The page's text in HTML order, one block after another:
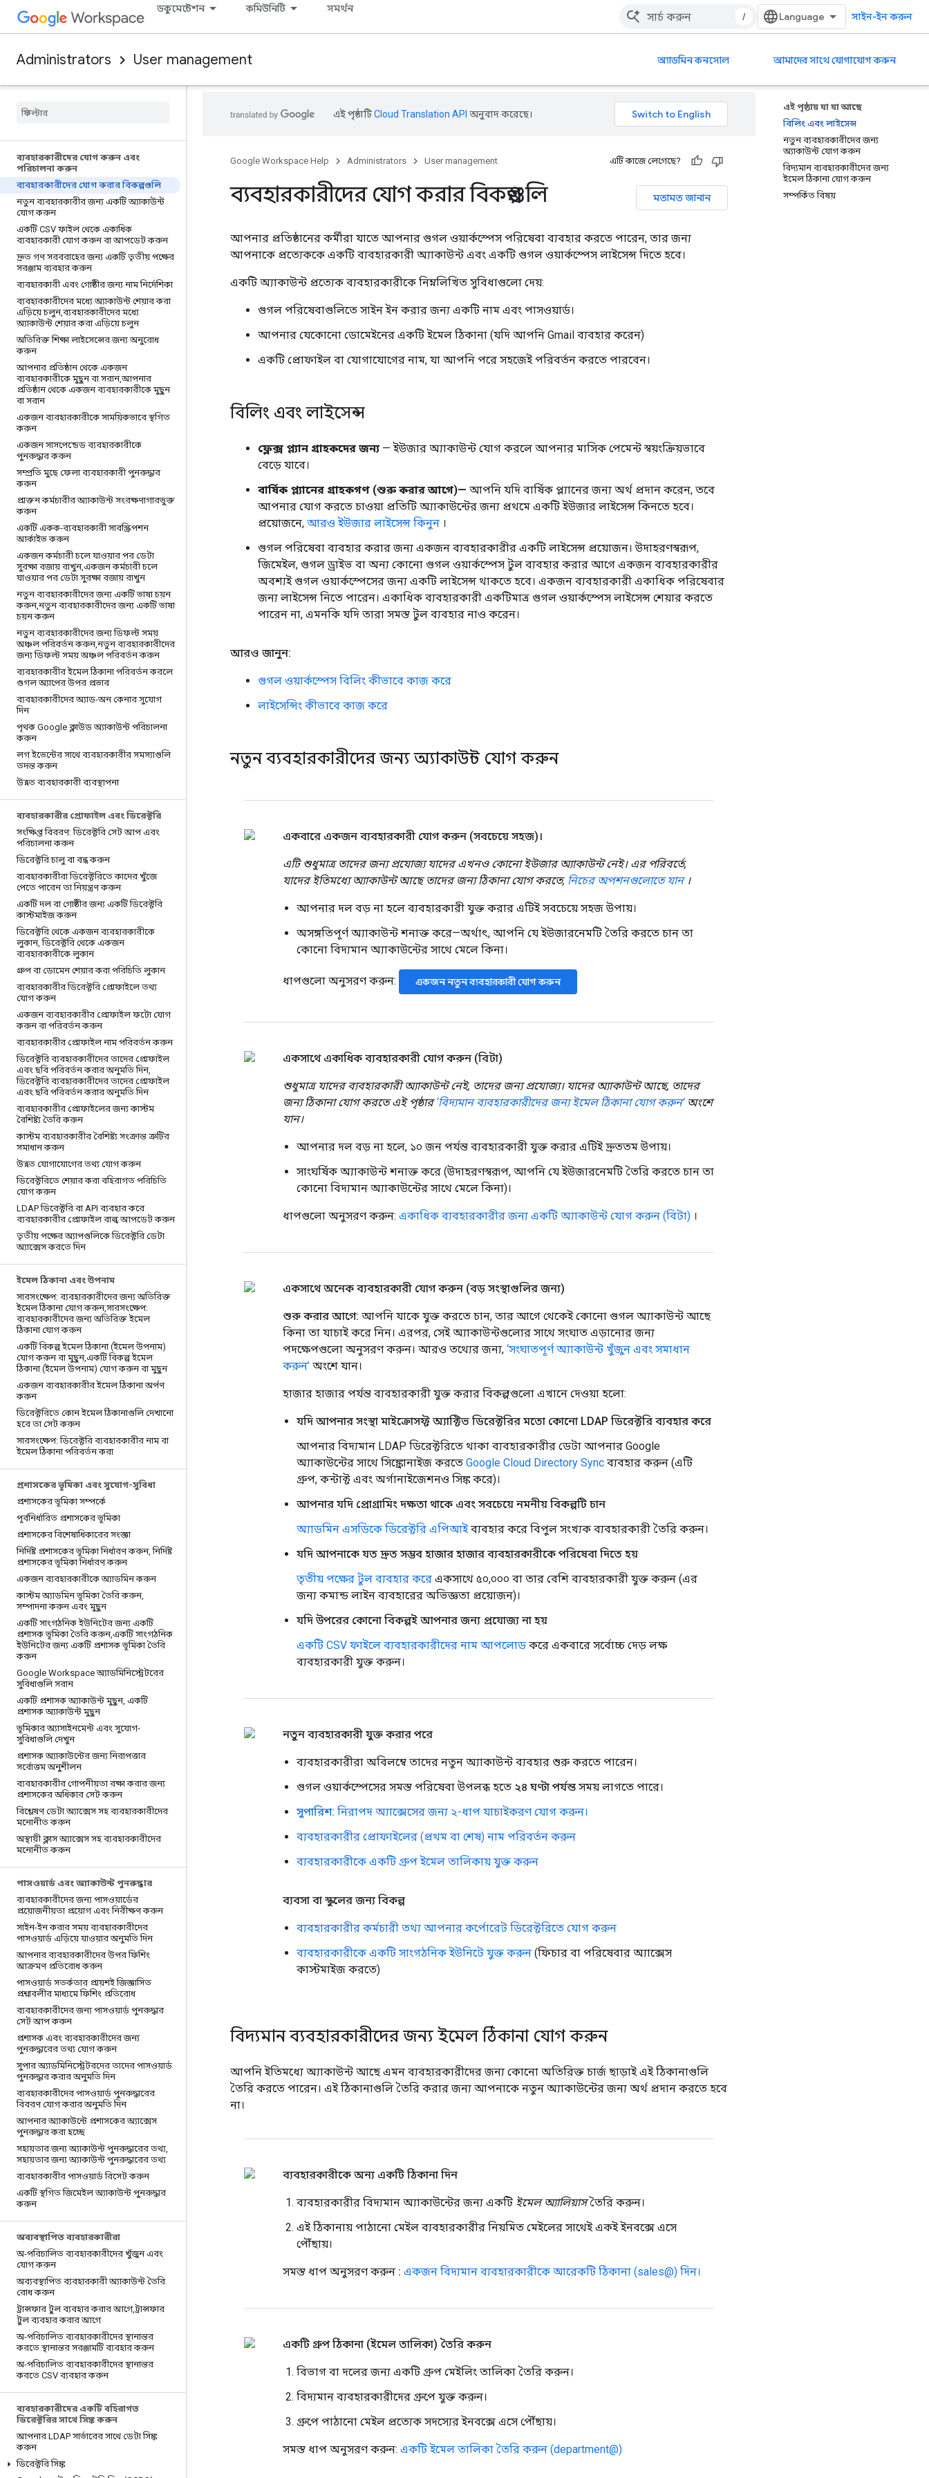
ডকুমেন্টেশন কমিউনিটি সমর্থন
/ সাইন-ইন করুন
Administrators User management অ্যাডমিন কনসোল আমাদের সাথে যোগাযোগ করুন
ব্যবহারকারীদের যোগ করুন এবং
পরিচালনা করুন
ব্যবহারকারীদের যোগ করার বিকল্পগুলি
নতুন ব্যবহারকারীর জন্য একটি অ্যাকাউন্ট
যোগ করুন
একটি CSV ফাইল থেকে একাধিক
ব্যবহারকারী যোগ করুন বা আপডেট করুন
দ্রুত গণ সরবরাহের জন্য একটি তৃতীয় পক্ষের
সরঞ্জাম ব্যবহার করুন
ব্যবহারকারী এবং গোষ্ঠীর জন্য নাম নির্দেশিকা
ব্যবহারকারীদের মধ্যে অ্যাকাউন্ট শেয়ার করা
এড়িয়ে চলুন,ব্যবহারকারীদের মধ্যে
অ্যাকাউন্ট শেয়ার করা এড়িয়ে চলুন
অতিরিক্ত শিক্ষা লাইসেন্সের জন্য অনুরোধ
করুন
আপনার প্রতিষ্ঠান থেকে একজন
ব্যবহারকারীকে মুছুন বা সরান,আপনার
প্রতিষ্ঠান থেকে একজন ব্যবহারকারীকে মুছুন
বা সরান
একজন ব্যবহারকারীকে সাময়িকভাবে স্থগিত
করুন
একজন সাসপেন্ডেড ব্যবহারকারীকে
পুনরুদ্ধার করুন
সম্প্রতি মুছে ফেলা ব্যবহারকারী পুনরুদ্ধার
করুন
প্রাক্তন কর্মচারীর অ্যাকাউন্ট সংরক্ষণাগারভুক্ত
করুন
একটি একক-ব্যবহারকারী সাবস্ক্রিপশন
আর্কাইভ করুন
একজন কর্মচারী চলে যাওয়ার পর ডেটা
সুরক্ষা বজায় রাখুন,একজন কর্মচারী চলে
যাওয়ার পর ডেটা সুরক্ষা বজায় রাখুন
নতুন ব্যবহারকারীদের জন্য একটি ভাষা চয়ন
করুন,নতুন ব্যবহারকারীদের জন্য একটি ভাষা
চয়ন করুন
নতুন ব্যবহারকারীদের জন্য ডিফল্ট সময়
অঞ্চল পরিবর্তন করুন,নতুন ব্যবহারকারীদের
জন্য ডিফল্ট সময় অঞ্চল পরিবর্তন করুন
ব্যবহারকারীর ইমেল ঠিকানা পরিবর্তন করলে
গুগল অ্যাপের উপর প্রভাব
ব্যবহারকারীদের অ্যাড-অন কেনার সুযোগ
দিন
পৃথক Google ক্লাউড অ্যাকাউন্ট পরিচালনা
করুন
লগ ইভেন্টের সাথে ব্যবহারকারীর সমস্যাগুলি
তদন্ত করুন
উন্নত ব্যবহারকারী ব্যবস্থাপনা
ব্যবহারকারীর প্রোফাইল এবং ডিরেক্টরি
সংক্ষিপ্ত বিবরণ: ডিরেক্টরি সেট আপ এবং
পরিচালনা করুন
ডিরেক্টরি চালু বা বন্ধ করুন
ব্যবহারকারীরা ডিরেক্টরিতে কাদের খুঁজে
পেতে পারেন তা নিয়ন্ত্রণ করুন
একটি দল বা গোষ্ঠীর জন্য একটি ডিরেক্টরি
কাস্টমাইজ করুন
ডিরেক্টরি থেকে একজন ব্যবহারকারীকে
লুকান, ডিরেক্টরি থেকে একজন
ব্যবহারকারীকে লুকান
গ্রুপ বা ডোমেন শেয়ার করা পরিচিতি লুকান
ব্যবহারকারীর ডিরেক্টরি প্রোফাইলে তথ্য
যোগ করুন
একজন ব্যবহারকারীর প্রোফাইল ফটো যোগ
করুন বা পরিবর্তন করুন
ব্যবহারকারীর প্রোফাইল নাম পরিবর্তন করুন
ডিরেক্টরি ব্যবহারকারীদের তাদের প্রোফাইল
এবং ছবি পরিবর্তন করার অনুমতি দিন,
ডিরেক্টরি ব্যবহারকারীদের তাদের প্রোফাইল
এবং ছবি পরিবর্তন করার অনুমতি দিন
ব্যবহারকারীর প্রোফাইলের জন্য কাস্টম
বৈশিষ্ট্য তৈরি করুন
কাস্টম ব্যবহারকারীর বৈশিষ্ট্য সংক্রান্ত ত্রুটির
সমাধান করুন
উন্নত যোগাযোগের তথ্য যোগ করুন
ডিরেক্টরিতে শেয়ার করা বহিরাগত পরিচিতি
যোগ করুন
LDAP ডিরেক্টরি বা API ব্যবহার করে
ব্যবহারকারীর প্রোফাইল বাল্ক আপডেট করুন
তৃতীয় পক্ষের অ্যাপগুলিকে ডিরেক্টরি ডেটা
অ্যাক্সেস করতে দিন
ইমেল ঠিকানা এবং উপনাম
সারসংক্ষেপ: ব্যবহারকারীদের জন্য অতিরিক্ত
ইমেল ঠিকানা যোগ করুন,সারসংক্ষেপ:
ব্যবহারকারীদের জন্য অতিরিক্ত ইমেল
ঠিকানা যোগ করুন
একটি বিকল্প ইমেল ঠিকানা (ইমেল উপনাম)
যোগ করুন বা মুছুন,একটি বিকল্প ইমেল
ঠিকানা (ইমেল উপনাম) যোগ করুন বা মুছুন
একজন ব্যবহারকারীর ইমেল ঠিকানা অর্পণ
করুন
ডিরেক্টরিতে কোন ইমেল ঠিকানাগুলি দেখানো
হবে তা সেট করুন
সারসংক্ষেপ: ডিরেক্টরি ব্যবহারকারীর নাম বা
ইমেল ঠিকানা পরিবর্তন করা
প্রশাসকের ভূমিকা এবং সুযোগ-সুবিধা
প্রশাসকের ভূমিকা সম্পর্কে
পূর্বনির্ধারিত প্রশাসকের ভূমিকা
প্রশাসকের বিশেষাধিকারের সংজ্ঞা
নির্দিষ্ট প্রশাসকের ভূমিকা নির্ধারণ করুন, নির্দিষ্ট
প্রশাসকের ভূমিকা নির্ধারণ করুন
একজন ব্যবহারকারীকে অ্যাডমিন করুন
কাস্টম অ্যাডমিন ভূমিকা তৈরি করুন,
সম্পাদনা করুন এবং মুছুন
একটি সাংগঠনিক ইউনিটের জন্য একটি
প্রশাসক ভূমিকা তৈরি করুন,একটি সাংগঠনিক
ইউনিটের জন্য একটি প্রশাসক ভূমিকা তৈরি
করুন
Google Workspace অ্যাডমিনিস্ট্রেটরের
সুবিধাগুলি সরান
একটি প্রশাসক অ্যাকাউন্ট মুছুন, একটি
প্রশাসক অ্যাকাউন্ট মুছুন
ভূমিকার অ্যাসাইনমেন্ট এবং সুযোগ-
সুবিধাগুলি দেখুন
প্রশাসক অ্যাকাউন্টের জন্য নিরাপত্তার
সর্বোত্তম অনুশীলন
ব্যবহারকারীর গোপনীয়তা রক্ষা করার জন্য
প্রশাসকের অধিকার সেট করুন
বিশ্লেষণ ডেটা অ্যাক্সেস সহ ব্যবহারকারীদের
মনোনীত করুন
অস্থায়ী ক্লাস অ্যাক্সেস সহ ব্যবহারকারীদের
মনোনীত করুন
পাসওয়ার্ড এবং অ্যাকাউন্ট পুনরুদ্ধার
ব্যবহারকারীদের জন্য পাসওয়ার্ডের
প্রয়োজনীয়তা প্রয়োগ এবং নিরীক্ষণ করুন
সাইন-ইন করার সময় ব্যবহারকারীদের
পাসওয়ার্ড এড়িয়ে যাওয়ার অনুমতি দিন
আপনার ব্যবহারকারীদের উপর ফিশিং
আক্রমণ প্রতিরোধ করুন
পাসওয়ার্ড সতর্কতার প্রায়শই জিজ্ঞাসিত
প্রশ্নাবলীর মাধ্যমে ফিশিং প্রতিরোধ
ব্যবহারকারীদের জন্য পাসওয়ার্ড পুনরুদ্ধার
সেট আপ করুন
প্রশাসক এবং ব্যবহারকারীদের জন্য
পুনরুদ্ধারের তথ্য যোগ করুন
সুপার অ্যাডমিনিস্ট্রেটরদের তাদের পাসওয়ার্ড
পুনরুদ্ধার করার অনুমতি দিন
ব্যবহারকারীদের পাসওয়ার্ড পুনরুদ্ধারের
বিবরণ যোগ করার অনুমতি দিন
আপনার অ্যাকাউন্টে প্রশাসকের অ্যাক্সেস
পুনরুদ্ধার করা হচ্ছে
সহায়তার জন্য অ্যাকাউন্ট পুনরুদ্ধারের তথ্য,
সহায়তার জন্য অ্যাকাউন্ট পুনরুদ্ধারের তথ্য
ব্যবহারকারীর পাসওয়ার্ড রিসেট করুন
একটি স্থগিত জিমেইল অ্যাকাউন্ট পুনরুদ্ধার
করুন
অব্যবস্থাপিত ব্যবহারকারীরা
অ-পরিচালিত ব্যবহারকারীদের খুঁজুন এবং
যোগ করুন
অব্যবস্থাপিত ব্যবহারকারী অ্যাকাউন্ট তৈরি
রোধ করুন
ট্রান্সফার টুল ব্যবহার করার আগে,ট্রান্সফার
টুল ব্যবহার করার আগে
অ-পরিচালিত ব্যবহারকারীদের স্থানান্তর
করতে স্থানান্তর সরঞ্জামটি ব্যবহার করুন
অ-পরিচালিত ব্যবহারকারীদের স্থানান্তর
করতে CSV ব্যবহার করুন
ব্যবহারকারীদের একটি বহিরাগত
ডিরেক্টরির সাথে সিঙ্ক করুন
আপনার LDAP সার্ভারের সাথে ডেটা সিঙ্ক
করুন
ডিরেক্টরি সিঙ্ক
এই পৃষ্ঠায় যা যা আছে
বিলিং এবং লাইসেন্স
নতুন ব্যবহারকারীদের জন্য
অ্যাকাউন্ট যোগ করুন
বিদ্যমান ব্যবহারকারীদের জন্য
ইমেল ঠিকানা যোগ করুন
সম্পর্কিত বিষয়
এই পৃষ্ঠাটিCloud Translation API অনুবাদ করেছে।
Google Workspace Help Administrators User management এটি কাজে লেগেছে?
মতামত জানান
ব্যবহারকারীদের যোগ করার বিকল্পগুলি
আপনার প্রতিষ্ঠানের কর্মীরা যাতে আপনার গুগল ওয়ার্কস্পেস পরিষেবা ব্যবহার করতে পারেন, তার জন্য
আপনাকে প্রত্যেককে একটি ব্যবহারকারী অ্যাকাউন্ট এবং একটি গুগল ওয়ার্কস্পেস লাইসেন্স দিতে হবে।
একটি অ্যাকাউন্ট প্রত্যেক ব্যবহারকারীকে নিম্নলিখিত সুবিধাগুলো দেয়:
গুগল পরিষেবাগুলিতে সাইন ইন করার জন্য একটি নাম এবং পাসওয়ার্ড।
আপনার যেকোনো ডোমেইনের একটি ইমেল ঠিকানা (যদি আপনি Gmail ব্যবহার করেন)
একটি প্রোফাইল বা যোগাযোগের নাম, যা আপনি পরে সহজেই পরিবর্তন করতে পারবেন।
বিলিং এবং লাইসেন্স
ফ্লেক্স প্ল্যান গ্রাহকদের জন্য — ইউজার অ্যাকাউন্ট যোগ করলে আপনার মাসিক পেমেন্ট স্বয়ংক্রিয়ভাবে
বেড়ে যাবে।
বার্ষিক প্ল্যানের গ্রাহকগণ (শুরু করার আগে)— আপনি যদি বার্ষিক প্ল্যানের জন্য অর্থ প্রদান করেন, তবে
আপনার যোগ করতে চাওয়া প্রতিটি অ্যাকাউন্টের জন্য প্রথমে একটি ইউজার লাইসেন্স কিনতে হবে।
প্রয়োজনে, আরও ইউজার লাইসেন্স কিনুন ।
গুগল পরিষেবা ব্যবহার করার জন্য একজন ব্যবহারকারীর একটি লাইসেন্স প্রয়োজন। উদাহরণস্বরূপ,
জিমেইল, গুগল ড্রাইভ বা অন্য কোনো গুগল ওয়ার্কস্পেস টুল ব্যবহার করার আগে একজন ব্যবহারকারীর
অবশ্যই গুগল ওয়ার্কস্পেসের জন্য একটি লাইসেন্স থাকতে হবে। একজন ব্যবহারকারী একাধিক পরিষেবার
জন্য লাইসেন্স নিতে পারেন। একাধিক ব্যবহারকারী একটিমাত্র গুগল ওয়ার্কস্পেস লাইসেন্স শেয়ার করতে
পারেন না, এমনকি যদি তারা সমস্ত টুল ব্যবহার নাও করেন।
আরও জানুন:
গুগল ওয়ার্কস্পেস বিলিং কীভাবে কাজ করে
লাইসেন্সিং কীভাবে কাজ করে
নতুন ব্যবহারকারীদের জন্য অ্যাকাউন্ট যোগ করুন
একবারে একজন ব্যবহারকারী যোগ করুন (সবচেয়ে সহজ)।
এটি শুধুমাত্র তাদের জন্য প্রযোজ্য যাদের এখনও কোনো ইউজার অ্যাকাউন্ট নেই। এর পরিবর্তে,
যাদের ইতিমধ্যে অ্যাকাউন্ট আছে তাদের জন্য ঠিকানা যোগ করতে, নিচের অপশনগুলোতে যান।
আপনার দল বড় না হলে ব্যবহারকারী যুক্ত করার এটিই সবচেয়ে সহজ উপায়।
অসঙ্গতিপূর্ণ অ্যাকাউন্ট শনাক্ত করে—অর্থাৎ, আপনি যে ইউজারনেমটি তৈরি করতে চান তা
কোনো বিদ্যমান অ্যাকাউন্টের সাথে মেলে কিনা।
ধাপগুলো অনুসরণ করুন: একজন নতুন ব্যবহারকারী যোগ করুন
একসাথে একাধিক ব্যবহারকারী যোগ করুন (বিটা)
শুধুমাত্র যাদের ব্যবহারকারী অ্যাকাউন্ট নেই, তাদের জন্য প্রযোজ্য। যাদের অ্যাকাউন্ট আছে, তাদের
জন্য ঠিকানা যোগ করতে এই পৃষ্ঠার‘বিদ্যমান ব্যবহারকারীদের জন্য ইমেল ঠিকানা যোগ করুন’অংশে
যান।
আপনার দল বড় না হলে, ১০ জন পর্যন্ত ব্যবহারকারী যুক্ত করার এটিই দ্রুততম উপায়।
সাংঘর্ষিক অ্যাকাউন্ট শনাক্ত করে (উদাহরণস্বরূপ, আপনি যে ইউজারনেমটি তৈরি করতে চান তা
কোনো বিদ্যমান অ্যাকাউন্টের সাথে মেলে কিনা)।
ধাপগুলো অনুসরণ করুন: একাধিক ব্যবহারকারীর জন্য একটি অ্যাকাউন্ট যোগ করুন (বিটা) ।
একসাথে অনেক ব্যবহারকারী যোগ করুন (বড় সংস্থাগুলির জন্য)
শুরু করার আগে: আপনি যাকে যুক্ত করতে চান, তার আগে থেকেই কোনো গুগল অ্যাকাউন্ট আছে
কিনা তা যাচাই করে নিন। এরপর, সেই অ্যাকাউন্টগুলোর সাথে সংঘাত এড়ানোর জন্য
পদক্ষেপগুলো অনুসরণ করুন। আরও তথ্যের জন্য, ‘সংঘাতপূর্ণ অ্যাকাউন্ট খুঁজুন এবং সমাধান
করুন’ অংশে যান।
হাজার হাজার পর্যন্ত ব্যবহারকারী যুক্ত করার বিকল্পগুলো এখানে দেওয়া হলো:
যদি আপনার সংস্থা মাইক্রোসফ্ট অ্যাক্টিভ ডিরেক্টরির মতো কোনো LDAP ডিরেক্টরি ব্যবহার করে
আপনার বিদ্যমান LDAP ডিরেক্টরিতে থাকা ব্যবহারকারীর ডেটা আপনার Google
অ্যাকাউন্টের সাথে সিঙ্ক্রোনাইজ করতে Google Cloud Directory Sync ব্যবহার করুন (এটি
গ্রুপ, কন্টাক্ট এবং অর্গানাইজেশনও সিঙ্ক করে)।
আপনার যদি প্রোগ্রামিং দক্ষতা থাকে এবং সবচেয়ে নমনীয় বিকল্পটি চান
অ্যাডমিন এসডিকে ডিরেক্টরি এপিআইব্যবহার করে বিপুল সংখ্যক ব্যবহারকারী তৈরি করুন।
যদি আপনাকে যত দ্রুত সম্ভব হাজার হাজার ব্যবহারকারীকে পরিষেবা দিতে হয়
তৃতীয় পক্ষের টুল ব্যবহার করে একসাথে ৫০,০০০ বা তার বেশি ব্যবহারকারী যুক্ত করুন (এর
জন্য কমান্ড লাইন ব্যবহারের অভিজ্ঞতা প্রয়োজন)।
যদি উপরের কোনো বিকল্পই আপনার জন্য প্রযোজ্য না হয়
একটি CSV ফাইলে ব্যবহারকারীদের নাম আপলোড করে একবারে সর্বোচ্চ দেড় লক্ষ
ব্যবহারকারী যুক্ত করুন।
নতুন ব্যবহারকারী যুক্ত করার পরে
ব্যবহারকারীরা অবিলম্বে তাদের নতুন অ্যাকাউন্ট ব্যবহার শুরু করতে পারেন।
গুগল ওয়ার্কস্পেসের সমস্ত পরিষেবা উপলব্ধ হতে ২৪ ঘণ্টা পর্যন্ত সময় লাগতে পারে।
সুপারিশ: নিরাপদ অ্যাক্সেসের জন্য ২-ধাপ যাচাইকরণ যোগ করুন।
ব্যবহারকারীর প্রোফাইলের (প্রথম বা শেষ) নাম পরিবর্তন করুন
ব্যবহারকারীকে একটি গ্রুপ ইমেল তালিকায় যুক্ত করুন
ব্যবসা বা স্কুলের জন্য বিকল্প
ব্যবহারকারীর কর্মচারী তথ্য আপনার কর্পোরেট ডিরেক্টরিতে যোগ করুন
ব্যবহারকারীকে একটি সাংগঠনিক ইউনিটে যুক্ত করুন (ফিচার বা পরিষেবার অ্যাক্সেস
কাস্টমাইজ করতে)
বিদ্যমান ব্যবহারকারীদের জন্য ইমেল ঠিকানা যোগ করুন
আপনি ইতিমধ্যে অ্যাকাউন্ট আছে এমন ব্যবহারকারীদের জন্য কোনো অতিরিক্ত চার্জ ছাড়াই এই ঠিকানাগুলি
তৈরি করতে পারেন। এই ঠিকানাগুলি তৈরি করার জন্য আপনাকে নতুন অ্যাকাউন্টের জন্য অর্থ প্রদান করতে হবে
না।
ব্যবহারকারীকে অন্য একটি ঠিকানা দিন
ব্যবহারকারীর বিদ্যমান অ্যাকাউন্টের জন্য একটি ইমেল অ্যালিয়াসতৈরি করুন।
এই ঠিকানায় পাঠানো মেইল ​​ব্যবহারকারীর নিয়মিত মেইলের সাথেই একই ইনবক্সে এসে
পৌঁছায়।
সমস্ত ধাপ অনুসরণ করুন : একজন বিদ্যমান ব্যবহারকারীকে আরেকটি ঠিকানা (sales@) দিন।
একটি গ্রুপ ঠিকানা (ইমেল তালিকা) তৈরি করুন
বিভাগ বা দলের জন্য একটি গ্রুপ মেইলিং তালিকা তৈরি করুন।
বিদ্যমান ব্যবহারকারীদের গ্রুপে যুক্ত করুন।
গ্রুপে পাঠানো মেইল ​​প্রত্যেক সদস্যের ইনবক্সে এসে পৌঁছায়।
সমস্ত ধাপ অনুসরণ করুন: একটি ইমেল তালিকা তৈরি করুন (department@)